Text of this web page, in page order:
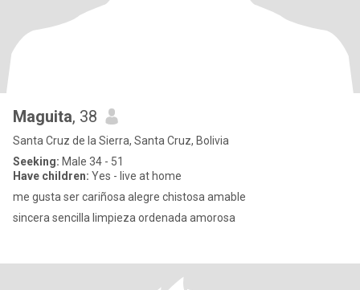
Maguita, 38
Santa Cruz de la Sierra, Santa Cruz, Bolivia
Seeking: Male 34 - 51
Have children: Yes - live at home
me gusta ser cariñosa alegre chistosa amable
sincera sencilla limpieza ordenada amorosa